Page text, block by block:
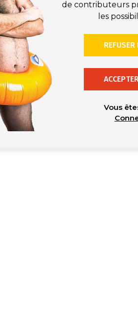
de contributeurs
les
REFUSER
Vous